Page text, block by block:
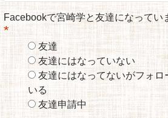
Facebookで宮崎学と友達になってい
*
友達
友達にはなっていない
友達にはなってないがフォロ
いる
友達申請中